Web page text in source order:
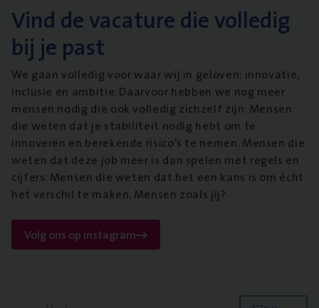
Vind de vacature die volledig
bij je past
We gaan volledig voor waar wij in geloven: innovatie,
inclusie en ambitie. Daarvoor hebben we nog meer
mensen nodig die ook volledig zichzelf zijn. Mensen
die weten dat je stabiliteit nodig hebt om te
innoveren en berekende risico’s te nemen. Mensen die
weten dat deze job meer is dan spelen met regels en
cijfers. Mensen die weten dat het een kans is om écht
het verschil te maken. Mensen zoals jij?
Volg ons op instagram